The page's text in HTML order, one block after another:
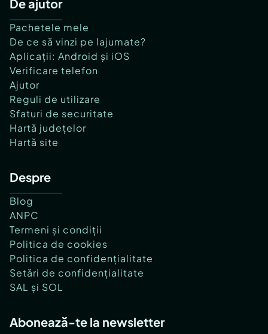
De ajutor
Pachetele mele
De ce să vinzi pe lajumate?
Aplicații: Android și iOS
Verificare telefon
Ajutor
Reguli de utilizare
Sfaturi de securitate
Hartă județelor
Hartă site
Despre
Blog
ANPC
Termeni și condiții
Politica de cookies
Politica de confidențialitate
Setări de confidențialitate
SAL și SOL
Abonează-te la newsletter